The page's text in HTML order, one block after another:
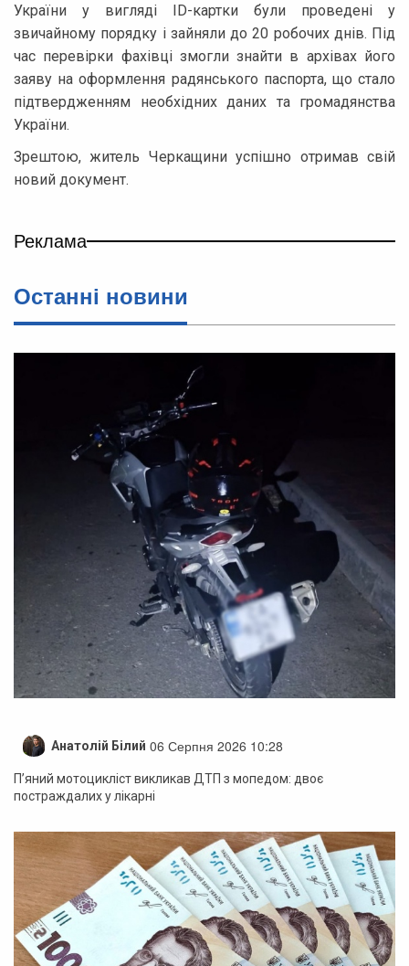
України у вигляді ID-картки були проведені у
звичайному порядку і зайняли до 20 робочих днів. Під
час перевірки фахівці змогли знайти в архівах його
заяву на оформлення радянського паспорта, що стало
підтвердженням необхідних даних та громадянства
України.
Зрештою, житель Черкащини успішно отримав свій
новий документ.
Реклама
Останні новини
Анатолій Білий 06 Серпня 2026 10:28
П’яний мотоцикліст викликав ДТП з мопедом: двоє
постраждалих у лікарні